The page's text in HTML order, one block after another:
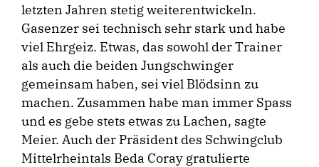
letzten Jahren stetig weiterentwickeln.
Gasenzer sei technisch sehr stark und habe
viel Ehrgeiz. Etwas, das sowohl der Trainer
als auch die beiden Jungschwinger
gemeinsam haben, sei viel Blödsinn zu
machen. Zusammen habe man immer Spass
und es gebe stets etwas zu Lachen, sagte
Meier. Auch der Präsident des Schwingclub
Mittelrheintals Beda Coray gratulierte